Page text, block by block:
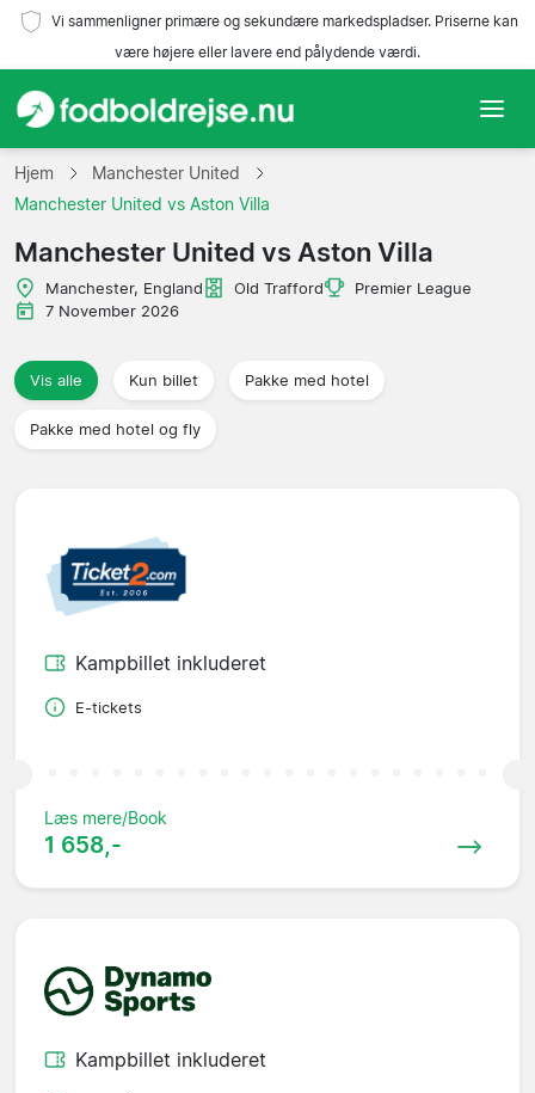
Vi sammenligner primære og sekundære markedspladser. Priserne kan
være højere eller lavere end pålydende værdi.
Hjem
Ligaer
Hjem
Manchester United
Manchester United vs Aston Villa
Manchester United vs Aston Villa
Manchester, England Old Trafford
Premier League
7 November 2026
Vis alle Kun billet Pakke med hotel
Pakke med hotel og fly
Kampbillet inkluderet
E-tickets
Læs mere/Book
1 658,-
Kampbillet inkluderet